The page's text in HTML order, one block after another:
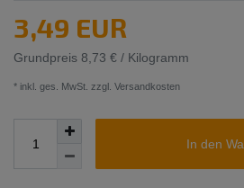
3,49 EUR
Grundpreis 8,73 € / Kilogramm
* inkl. ges. MwSt. zzgl. Versandkosten
In den